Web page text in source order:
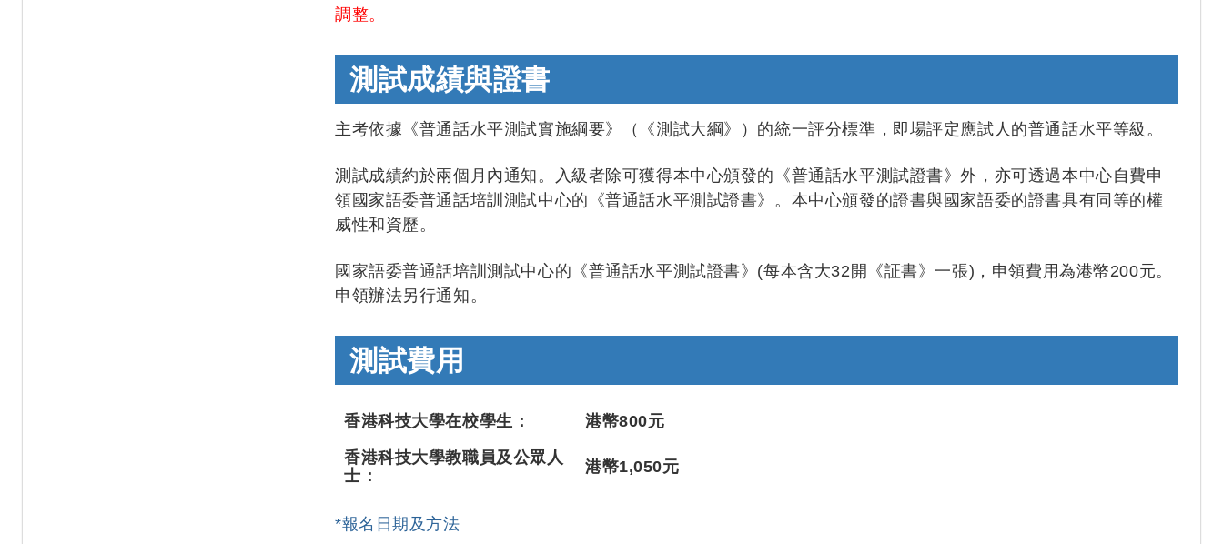
調整。
測試成績與證書
主考依據《普通話水平測試實施綱要》（《測試大綱》）的統一評分標準，即場評定應試人的普通話水平等級。
測試成績約於兩個月內通知。入級者除可獲得本中心頒發的《普通話水平測試證書》外，亦可透過本中心自費申
領國家語委普通話培訓測試中心的《普通話水平測試證書》。本中心頒發的證書與國家語委的證書具有同等的權
威性和資歷。
國家語委普通話培訓測試中心的《普通話水平測試證書》(每本含大32開《証書》一張)，申領費用為港幣200元。
申領辦法另行通知。
測試費用
香港科技大學在校學生：
港幣800元
香港科技大學教職員及公眾人
士：
港幣1,050元
*報名日期及方法